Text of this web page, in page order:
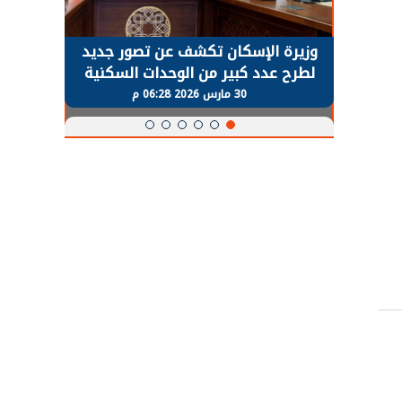
وزيرة الإسكان تكشف عن تصور جديد
لطرح عدد كبير من الوحدات السكنية
بنظام الإيجار